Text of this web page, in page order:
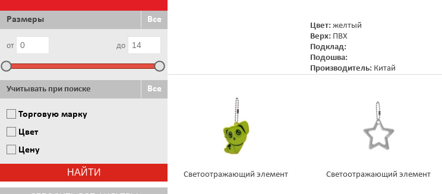
Размеры Все
от до
Учитывать при поиске Все
Торговую марку
Цвет
Цену
Цвет: желтый
Верх: ПВХ
Подклад:
Подошва:
Производитель: Китай
Светоотражающий элемент Светоотражающий элемент